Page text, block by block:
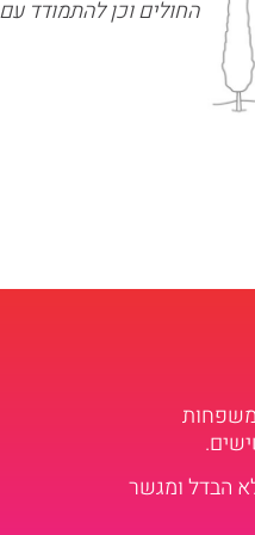
החולים וכן להתמודד
הבדל ומגשר